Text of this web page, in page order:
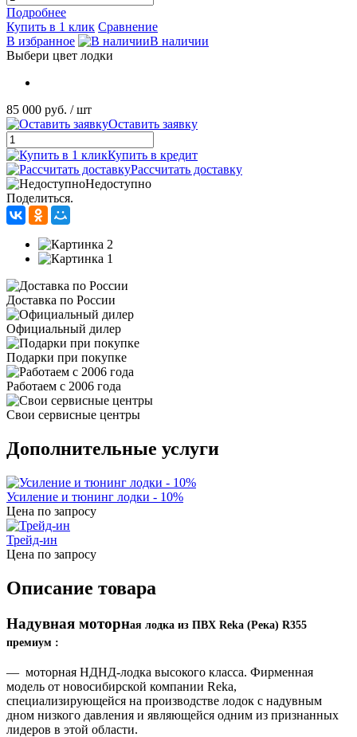
Подробнее
Купить в 1 клик Сравнение
В избранное
В наличии
Выбери цвет лодки
85 000 руб. / шт
Оставить заявку
Купить в кредит
Рассчитать доставку
Недоступно
Поделиться.
Доставка по России
Официальный дилер
Подарки при покупке
Работаем с 2006 года
Свои сервисные центры
Дополнительные услуги
Усиление и тюнинг лодки - 10%
Цена по запросу
Трейд-ин
Цена по запросу
Описание товара
Надувная моторная лодка из ПВХ Reka (Река) R355
премиум :
— моторная НДНД-лодка высокого класса. Фирменная
модель от новосибирской компании Reka,
специализирующейся на производстве лодок с надувным
дном низкого давления и являющейся одним из признанных
лидеров в этой области.